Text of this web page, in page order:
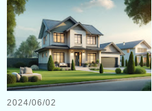
2024/06/02